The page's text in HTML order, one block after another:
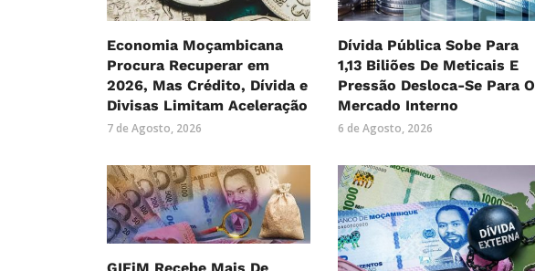
Economia Moçambicana
Procura Recuperar em
2026, Mas Crédito, Dívida e
Divisas Limitam Aceleração
7 de Agosto, 2026
Dívida Pública Sobe Para
1,13 Biliões De Meticais E
Pressão Desloca-Se Para O
Mercado Interno
6 de Agosto, 2026